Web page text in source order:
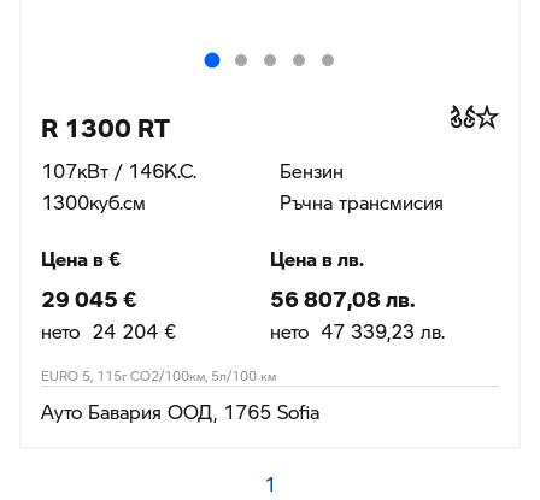
R 1300 RT
107кВт / 146К.С.
1300куб.cм
Бензин
Ръчна трансмисия
Цена в €
29 045 €
нето 24 204 €
Цена в лв.
56 807,08 лв.
нето 47 339,23 лв.
EURO 5, 115г CO2/100км, 5л/100 км
Ауто Бавария ООД, 1765 Sofia
1